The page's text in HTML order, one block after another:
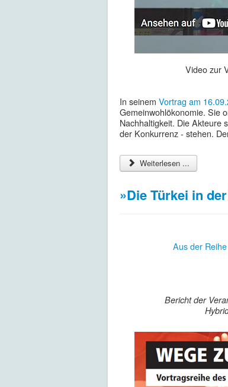
Video zur
In seinem Vortrag am
Gemeinwohlökonomie. Sie
Nachhaltigkeit. Die Akteure
der Konkurrenz - stehen.
Weiterlesen ...
»Die Türkei in
Aus der
Bericht der